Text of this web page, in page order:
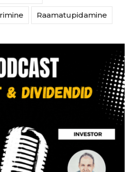
Raamatupidamine